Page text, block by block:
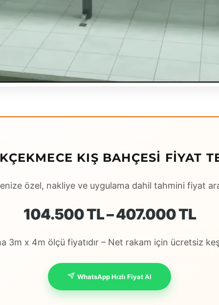
KIŞ BAHÇESI FIYAT
özel, nakliye ve uygulama dahil tahmini fiyat
104.500 TL – 407.000 TL
3m x 4m ölçü fiyatıdır – Net rakam için ücretsiz
WhatsApp Hızlı Fiyat Al